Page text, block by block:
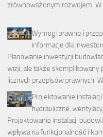
zrównoważonym rozwojem.
…
Wymogi prawne i
informacje dla
Planowanie inwestycji
wizji, ale także skomplikowany
licznych przepisów prawnych.
Projektowanie
hydrauliczne,
Projektowanie instalacji
wpływa na funkcjonalność i